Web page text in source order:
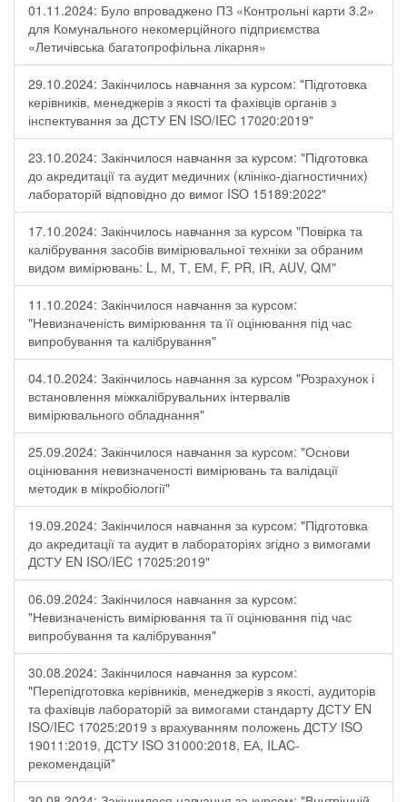
01.11.2024: Було впроваджено ПЗ «Контрольні карти 3.2»
для Комунального некомерційного підприємства
«Летичівська багатопрофільна лікарня»
29.10.2024: Закінчилось навчання за курсом: "Підготовка
керівників, менеджерів з якості та фахівців органів з
інспектування за ДСТУ EN ISO/IEC 17020:2019"
23.10.2024: Закінчилося навчання за курсом: "Підготовка
до акредитації та аудит медичних (клініко-діагностичних)
лабораторій відповідно до вимог ISO 15189:2022"
17.10.2024: Закінчилось навчання за курсом "Повірка та
калібрування засобів вимірювальної техніки за обраним
видом вимірювань: L, М, Т, ЕМ, F, РR, ІR, АUV, QМ"
11.10.2024: Закінчилося навчання за курсом:
"Невизначеність вимірювання та її оцінювання під час
випробування та калібрування"
04.10.2024: Закінчилось навчання за курсом "Розрахунок і
встановлення міжкалібрувальних інтервалів
вимірювального обладнання"
25.09.2024: Закінчилося навчання за курсом: "Основи
оцінювання невизначеності вимірювань та валідації
методик в мікробіології"
19.09.2024: Закінчилося навчання за курсом: "Підготовка
до акредитації та аудит в лабораторіях згідно з вимогами
ДСТУ EN ISO/IEC 17025:2019"
06.09.2024: Закінчилося навчання за курсом:
"Невизначеність вимірювання та її оцінювання під час
випробування та калібрування"
30.08.2024: Закінчилося навчання за курсом:
"Перепідготовка керівників, менеджерів з якості, аудиторів
та фахівців лабораторій за вимогами стандарту ДСТУ EN
ISO/IEC 17025:2019 з врахуванням положень ДСТУ ISO
19011:2019, ДСТУ ISO 31000:2018, ЕА, ILAC-
рекомендацій"